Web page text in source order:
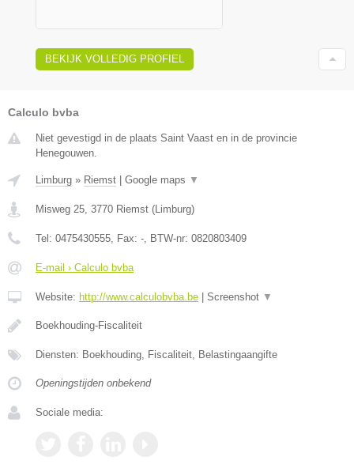
BEKIJK VOLLEDIG PROFIEL
Calculo bvba
Niet gevestigd in de plaats Saint Vaast en in de provincie
Henegouwen.
Limburg » Riemst Google maps ▼
Misweg 25, 3770 Riemst (Limburg)
Tel: 0475430555, Fax: -, BTW-nr: 0820803409
E-mail › Calculo bvba
Website: http://www.calculobvba.be Screenshot ▼
Boekhouding-Fiscaliteit
Diensten: Boekhouding, Fiscaliteit, Belastingaangifte
Openingstijden onbekend
Sociale media: